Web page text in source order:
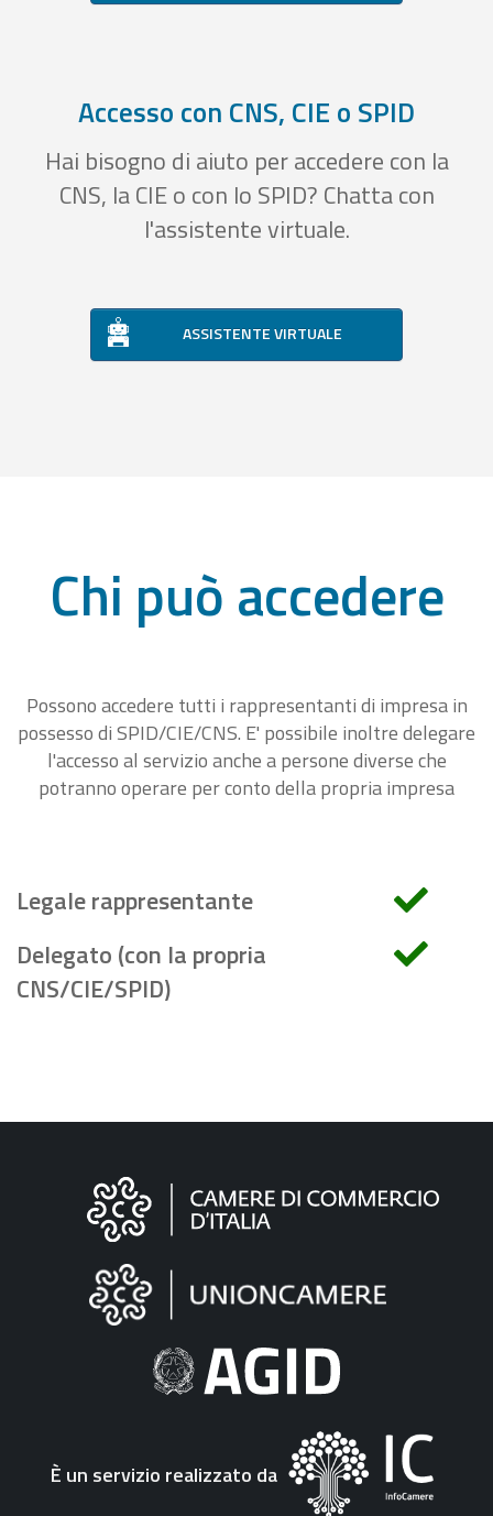
Accesso con CNS, CIE o SPID
Hai bisogno di aiuto per accedere con la
CNS, la CIE o con lo SPID? Chatta con
l'assistente virtuale.
ASSISTENTE VIRTUALE
Chi può accedere
Possono accedere tutti i rappresentanti di impresa in
possesso di SPID/CIE/CNS. E' possibile inoltre delegare
l'accesso al servizio anche a persone diverse che
potranno operare per conto della propria impresa
Legale rappresentante
Delegato (con la propria
CNS/CIE/SPID)
Informazioni
"Fattura
Elettronica"
È un servizio realizzato da